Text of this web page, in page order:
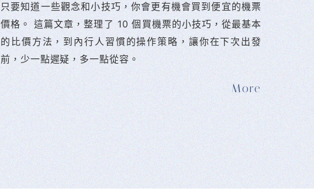
只要知道一些觀念和小技巧，你會更有機會買到便宜的機票
價格。 這篇文章，整理了 10 個買機票的小技巧，從最基本
的比價方法，到內行人習慣的操作策略，讓你在下次出發
前，少一點遲疑，多一點從容。